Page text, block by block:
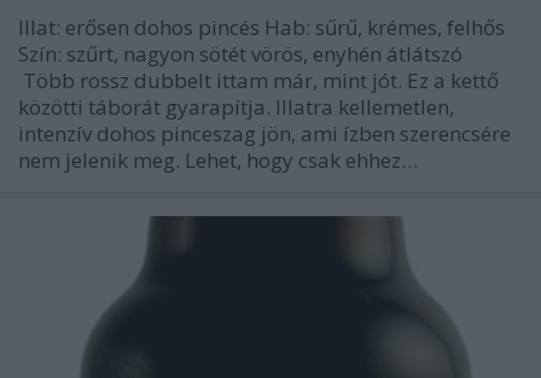
Illat: erősen dohos pincés Hab: sűrű, krémes, felhős
Szín: szűrt, nagyon sötét vörös, enyhén átlátszó
Több rossz dubbelt ittam már, mint jót. Ez a kettő
közötti táborát gyarapítja. Illatra kellemetlen,
intenzív dohos pinceszag jön, ami ízben szerencsére
nem jelenik meg. Lehet, hogy csak ehhez…